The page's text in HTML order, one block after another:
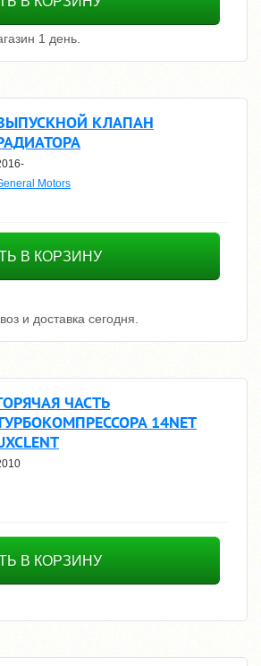
1 день.
КЛАПАН
Motors
В КОРЗИНУ
и доставка сегодня.
ЧАСТЬ
14NET
В КОРЗИНУ